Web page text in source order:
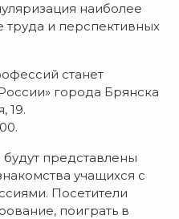
наиболее
и перспективных
станет
города Брянска
19.
представлены
учащихся с
Посетители
поиграть в